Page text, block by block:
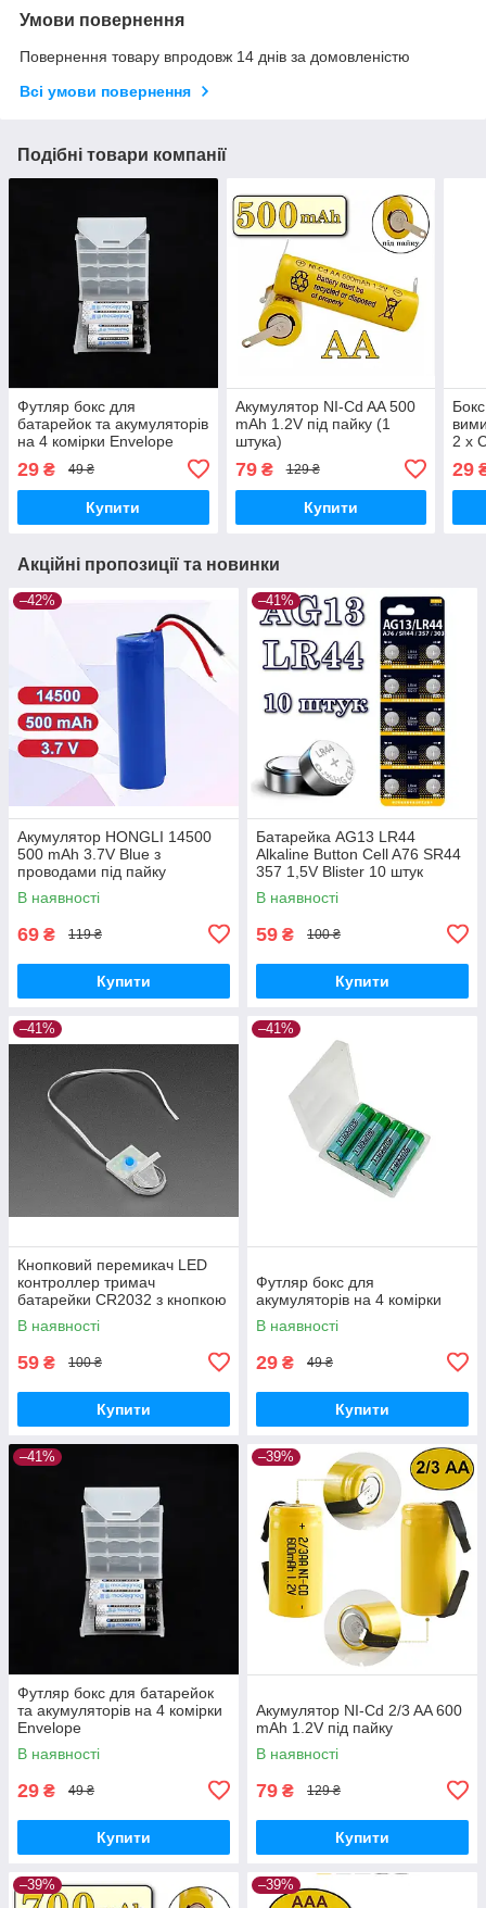
Умови повернення
Повернення товару впродовж 14 днів за домовленістю
Всі умови повернення
Подібні товари компанії
Футляр бокс для
батарейок та акумуляторів
на 4 комірки Envelope
29 ₴ 49 ₴
Купити
Акумулятор NI-Cd AA 500
mAh 1.2V під пайку (1
штука)
79₴ 129 ₴
Купити
2 х
29
Акційні пропозиції та новинки
–42%
Акумулятор HONGLI 14500
500 mAh 3.7V Blue з
проводами під пайку
В наявності
69 ₴ 119 ₴
Купити
–41%
Батарейка AG13 LR44
Alkaline Button Cell A76 SR44
357 1,5V Blister 10 штук
В наявності
59 ₴ 100 ₴
Купити
–41%
Кнопковий перемикач LED
контроллер тримач
батарейки CR2032 з кнопкою
та 3 режимами миготіння для
DIY проектів, костюмів та
В наявності
59 ₴ 100 ₴
Купити
–41%
Футляр бокс для
акумуляторів на 4 комірки
В наявності
29 ₴ 49 ₴
Купити
–41%
Футляр бокс для батарейок
та акумуляторів на 4 комірки
Envelope
В наявності
29 ₴ 49 ₴
Купити
–39%
Акумулятор NI-Cd 2/3 AA 600
mAh 1.2V під пайку
В наявності
79 ₴ 129 ₴
Купити
–39% –39%